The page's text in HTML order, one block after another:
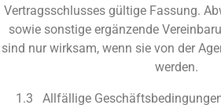
Vertragsschlusses gültige Fassung.
sowie sonstige ergänzende
sind nur wirksam, wenn sie von der
werden.
1.3 Allfällige